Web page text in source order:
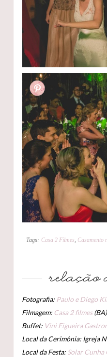
Tags: Casa 2 Filmes, Casamento
Fotografia: Paulo e Diego
Filmagem: Casa 2 filmes(BA)
Buffet: Vini Figueira
Local da Cerimônia: Igreja
Local da Festa: Solar Cunha